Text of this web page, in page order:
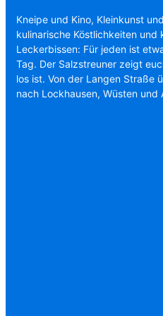
Kneipe und Kino, Kleinkunst
kulinarische Köstlichkeiten und
Leckerbissen: Für jeden ist
Tag. Der Salzstreuner zeigt
los ist. Von der Langen Straße
nach Lockhausen, Wüsten und